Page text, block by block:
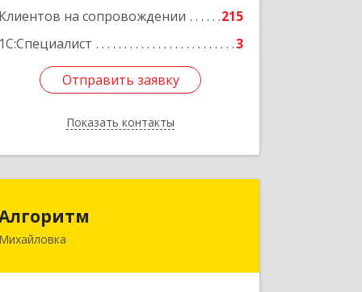
Клиентов на сопровождении
215
1С:Специалист
3
Отправить заявку
Показать контакты
Отправить заявку
Назад
Михайловка